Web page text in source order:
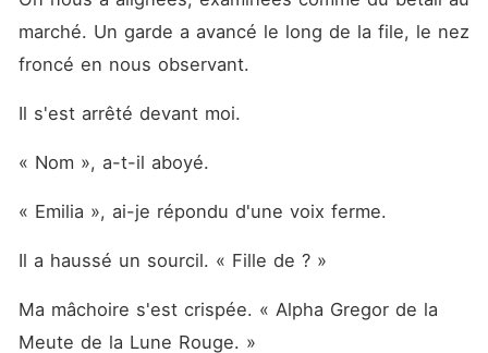
marché. Un garde a avancé le long de la file, le nez
froncé en nous observant.
Il s'est arrêté devant moi.
« Nom », a-t-il aboyé.
« Emilia », ai-je répondu d'une voix ferme.
Il a haussé un sourcil. « Fille de ? »
Ma mâchoire s'est crispée. « Alpha Gregor de la
Meute de la Lune Rouge. »